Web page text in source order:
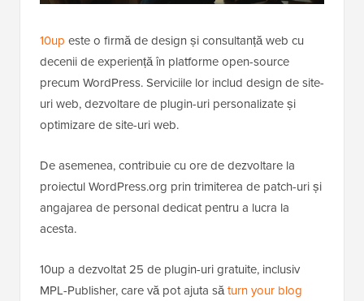
10up este o firmă de design și consultanță web cu
decenii de experiență în platforme open-source
precum WordPress. Serviciile lor includ design de site-
uri web, dezvoltare de plugin-uri personalizate și
optimizare de site-uri web.
De asemenea, contribuie cu ore de dezvoltare la
proiectul WordPress.org prin trimiterea de patch-uri și
angajarea de personal dedicat pentru a lucra la
acesta.
10up a dezvoltat 25 de plugin-uri gratuite, inclusiv
MPL-Publisher, care vă pot ajuta săturn your blog